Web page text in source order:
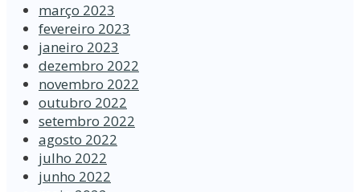
março 2023
fevereiro 2023
janeiro 2023
dezembro 2022
novembro 2022
outubro 2022
setembro 2022
agosto 2022
julho 2022
junho 2022